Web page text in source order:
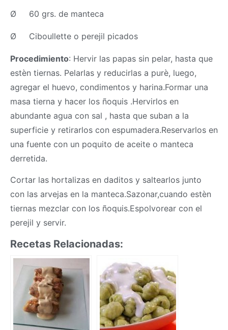
Ø 60 grs. de manteca
Ø Ciboullette o perejil picados
Procedimiento: Hervir las papas sin pelar, hasta que
estèn tiernas. Pelarlas y reducirlas a purè, luego,
agregar el huevo, condimentos y harina.Formar una
masa tierna y hacer los ñoquis .Hervirlos en
abundante agua con sal , hasta que suban a la
superficie y retirarlos con espumadera.Reservarlos en
una fuente con un poquito de aceite o manteca
derretida.
Cortar las hortalizas en daditos y saltearlos junto
con las arvejas en la manteca.Sazonar,cuando estèn
tiernas mezclar con los ñoquis.Espolvorear con el
perejil y servir.
Recetas Relacionadas: